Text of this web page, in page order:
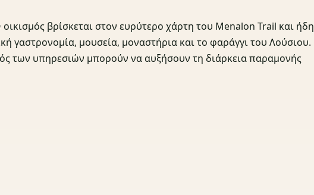
βρίσκεται στον ευρύτερο χάρτη του Menalon Trail και ήδη
γαστρονομία, μουσεία, μοναστήρια και το φαράγγι του Λούσιου.
των υπηρεσιών μπορούν να αυξήσουν τη διάρκεια παραμονής